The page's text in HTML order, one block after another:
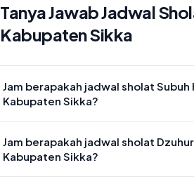
Tanya Jawab Jadwal
Kabupaten Sikka
Jam berapakah jadwal sholat Subuh
Kabupaten Sikka?
Jam berapakah jadwal sholat
Kabupaten Sikka?